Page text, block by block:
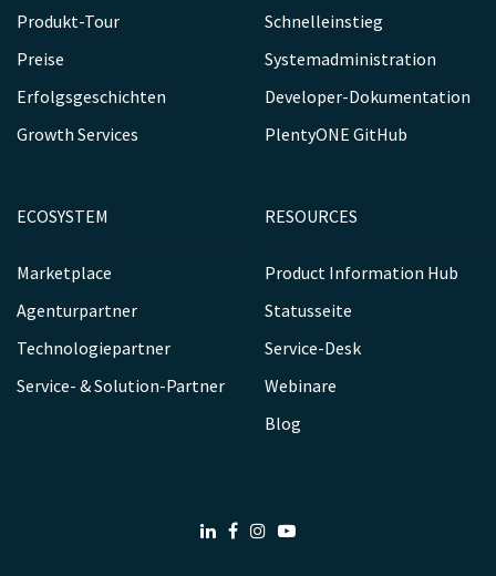
Produkt-Tour
Preise
Erfolgsgeschichten
Growth Services
Schnelleinstieg
Systemadministration
Developer-Dokumentation
PlentyONE GitHub
ECOSYSTEM
Marketplace
Agenturpartner
Technologiepartner
Service- & Solution-Partner
RESOURCES
Product Information Hub
Statusseite
Service-Desk
Webinare
Blog
LinkedIn
FacebookInstagram